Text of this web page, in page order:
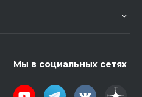
Мы в социальных сетях